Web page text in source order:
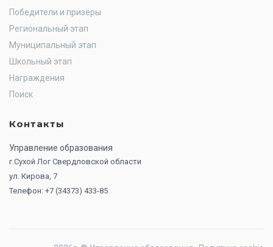
Победители и призёры
Региональный этап
Муниципальный этап
Школьный этап
Награждения
Поиск
Контакты
Управление образования
г.Сухой Лог Свердловской области
ул. Кирова, 7
Телефон: +7 (34373) 433-85